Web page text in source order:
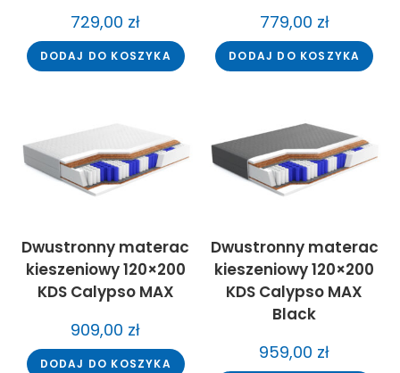
729,00 zł
DODAJ DO KOSZYKA
779,00 zł
DODAJ DO KOSZYKA
Dwustronny materac
kieszeniowy 120×200
KDS Calypso MAX
909,00 zł
DODAJ DO KOSZYKA
Dwustronny materac
kieszeniowy 120×200
KDS Calypso MAX
Black
959,00 zł